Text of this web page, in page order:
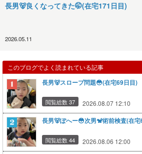
長男🐻良くなってきた🤭(在宅171日目)
2026.05.11
このブログでよく読まれている記事
長男🐻スロープ問題😳(在宅69日目)
閲覧総数 37 2026.08.07 12:10
長男🐻ぽへー😳次男🐒術前検査(在
閲覧総数 44 2026.08.06 12:00